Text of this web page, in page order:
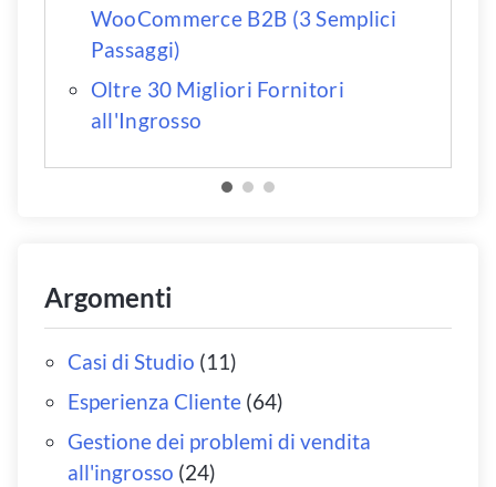
WooCommerce B2B (3 Semplici
Passaggi)
Oltre 30 Migliori Fornitori
all'Ingrosso
Argomenti
Casi di Studio (11)
Esperienza Cliente(64)
Gestione dei problemi di vendita
all'ingrosso (24)